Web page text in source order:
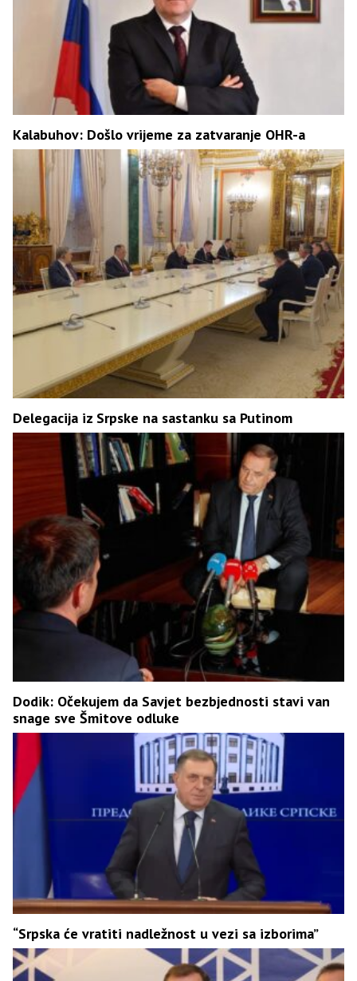
Kalabuhov: Došlo vrijeme za zatvaranje OHR-a
Delegacija iz Srpske na sastanku sa Putinom
Dodik: Očekujem da Savjet bezbjednosti stavi van
snage sve Šmitove odluke
“Srpska će vratiti nadležnost u vezi sa izborima”